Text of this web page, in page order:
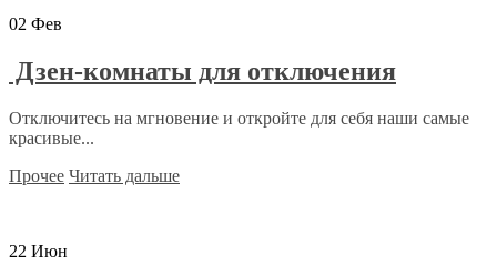
02 Фев
Дзен-комнаты для отключения
Отключитесь на мгновение и откройте для себя наши самые
красивые...
Прочее Читать дальше
22 Июн